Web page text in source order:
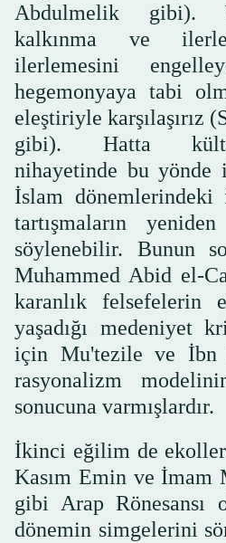
Abdulmelik gibi).
kalkınma ve
ilerlemesini
hegemonyaya tabi
eleştiriyle karşılaşırız
gibi). Hatta
nihayetinde bu
İslam
tartışmaların
söylenebilir. Bunun
Muhammed Abid el-
karanlık felsefelerin
yaşadığı medeniyet
için Mu'tezile ve İbn
rasyonalizm
sonucuna varmışlardır.
İkinci eğilim de
Kasım Emin ve İmam
gibi Arap Rönesansı
dönemin simgelerini